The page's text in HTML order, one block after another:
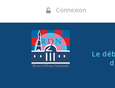
Connexion
Le